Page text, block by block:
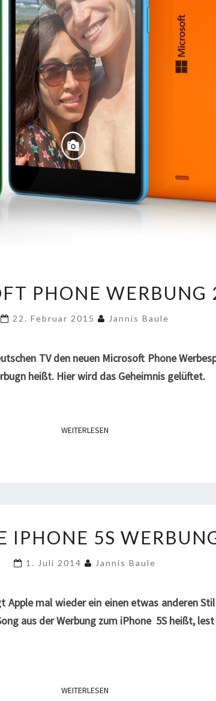
PHONE
2015
PHONE WERBUNG
22. Februar 2015 Jannis Baule
TV den neuen Microsoft Phone
heißt. Hier wird das Geheimnis gelüftet.
WEITERLESENWEITERLESEN
IPHONE
WERBUNG
IPHONE 5S
1. Juli 2014 Jannis Baule
Apple mal wieder ein einen etwas anderen
aus der Werbung zum iPhone 5S heißt,
WEITERLESENWEITERLESEN